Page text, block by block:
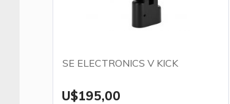
SE ELECTRONICS V KICK
U$195,00